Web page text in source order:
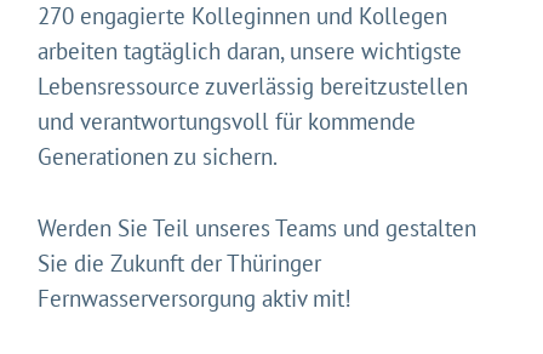
270 engagierte Kolleginnen und Kollegen
arbeiten tagtäglich daran, unsere wichtigste
Lebensressource zuverlässig bereitzustellen
und verantwortungsvoll für kommende
Generationen zu sichern.
Werden Sie Teil unseres Teams und gestalten
Sie die Zukunft der Thüringer
Fernwasserversorgung aktiv mit!